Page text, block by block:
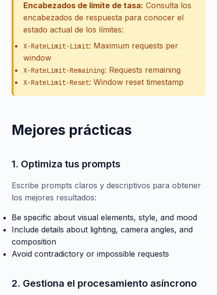
Encabezados de límite de tasa: Consulta los
encabezados de respuesta para conocer el
estado actual de los límites:
X-RateLimit-Limit: Maximum requests per
window
X-RateLimit-Remaining: Requests remaining
X-RateLimit-Reset: Window reset timestamp
Mejores prácticas
1. Optimiza tus prompts
Escribe prompts claros y descriptivos para obtener
los mejores resultados:
Be specific about visual elements, style, and mood
Include details about lighting, camera angles, and
composition
Avoid contradictory or impossible requests
2. Gestiona el procesamiento asíncrono